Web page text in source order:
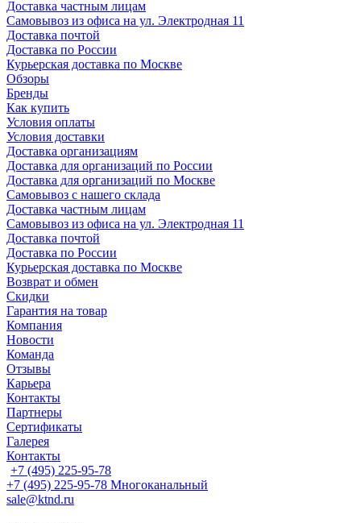
Доставка частным лицам
Самовывоз из офиса на ул. Электродная 11
Доставка почтой
Доставка по России
Курьерская доставка по Москве
Обзоры
Бренды
Как купить
Условия оплаты
Условия доставки
Доставка организациям
Доставка для организаций по России
Доставка для организаций по Москве
Самовывоз с нашего склада
Доставка частным лицам
Самовывоз из офиса на ул. Электродная 11
Доставка почтой
Доставка по России
Курьерская доставка по Москве
Возврат и обмен
Скидки
Гарантия на товар
Компания
Новости
Команда
Отзывы
Карьера
Контакты
Партнеры
Сертификаты
Галерея
Контакты
+7 (495) 225-95-78
+7 (495) 225-95-78 Многоканальный
sale@ktnd.ru